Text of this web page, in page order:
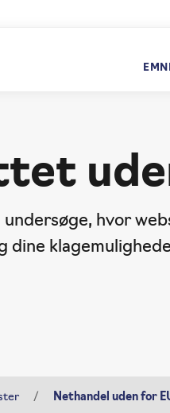
hvor
Nethandel uden for